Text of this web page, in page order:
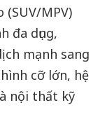
(SUV/MPV)
đa dụng,
mạnh sang
cỡ lớn, hệ
nội thất kỹ